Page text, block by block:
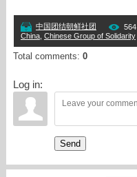
中国团结朝鲜社团 564
China, Chinese Group of Solidarity
Total comments: 0
Log in:
Send